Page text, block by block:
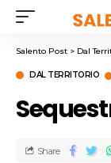
Salento Post > Dal
DAL TERRITORIO
Share